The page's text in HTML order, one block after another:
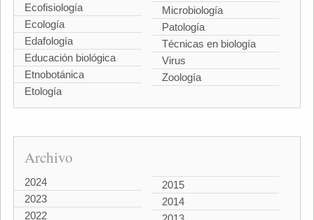
Ecofisiología
Ecología
Edafología
Educación biológica
Etnobotánica
Etología
Microbiología
Patología
Técnicas en biología
Virus
Zoología
Archivo
2024
2023
2022
2015
2014